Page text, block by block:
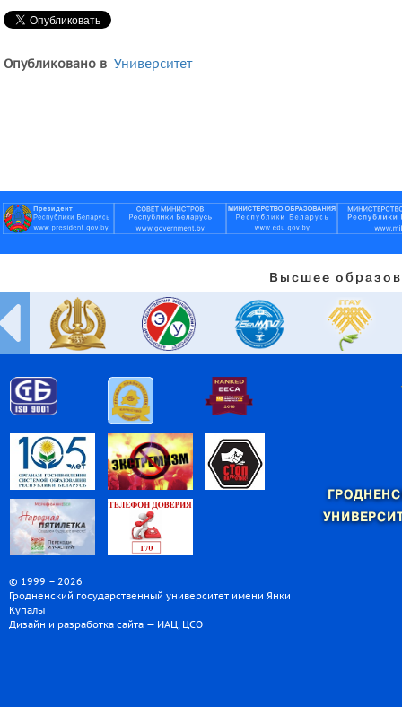
Опубликовано в Университет
Высшее
© 1999 – 2026
Гродненский государственный университет имени Янки
Купалы
Дизайн и разработка сайта — ИАЦ, ЦСО